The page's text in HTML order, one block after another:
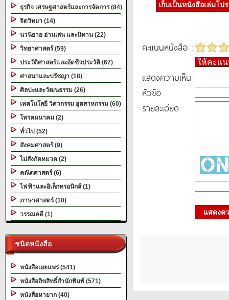
ธุรกิจ เศรษฐศาสตร์และการจัดการ (84)
จิตวิทยา (14)
นวนิยาย อ่านเล่น และนิทาน (22)
วิทยาศาสตร์ (59)
ประวัติศาสตร์และอัตชีวประวัติ (67)
ศาสนาและปรัชญา (18)
ศิลปะและวัฒนธรรม (26)
เทคโนโลยี วิศวกรรม อุตสาหกรรม (60)
โทรคมนาคม (2)
ทั่วไป (52)
สังคมศาสตร์ (9)
ไม่สังกัดหมวด (2)
คณิตศาสตร์ (6)
ไฟฟ้าและอิเล็กทรอนิกส์ (1)
ภาษาศาสตร์ (10)
วรรณคดี (1)
ชนิดหนังสือ
หนังสือเผยแพร่ (541)
หนังสือลิขสิทธิ์สำนักพิมพ์ (571)
หนังสือหายาก (40)
เก็บเป็นหนังสือเล่มโป
คะแนนหนังสือ :
ให้คะแ
แสดงความเห็น
หัวข้อ
รายละเอียด
แสดงค